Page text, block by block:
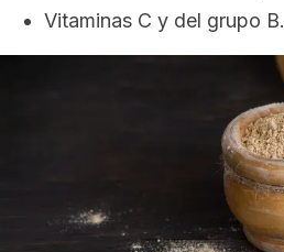
Vitaminas C y del grupo B.